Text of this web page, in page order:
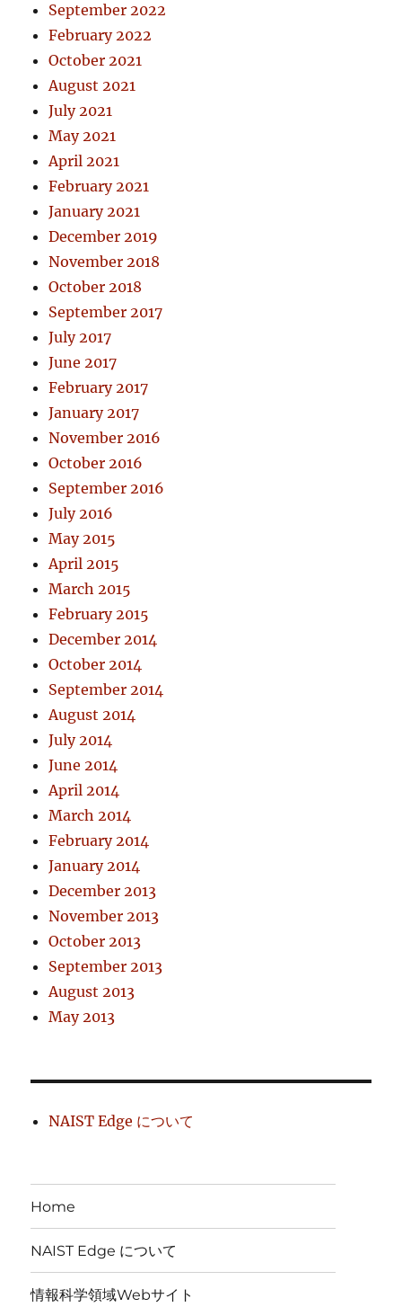
September 2022
February 2022
October 2021
August 2021
July 2021
May 2021
April 2021
February 2021
January 2021
December 2019
November 2018
October 2018
September 2017
July 2017
June 2017
February 2017
January 2017
November 2016
October 2016
September 2016
July 2016
May 2015
April 2015
March 2015
February 2015
December 2014
October 2014
September 2014
August 2014
July 2014
June 2014
April 2014
March 2014
February 2014
January 2014
December 2013
November 2013
October 2013
September 2013
August 2013
May 2013
NAIST Edge について
Home
NAIST Edge について
情報科学領域Webサイト